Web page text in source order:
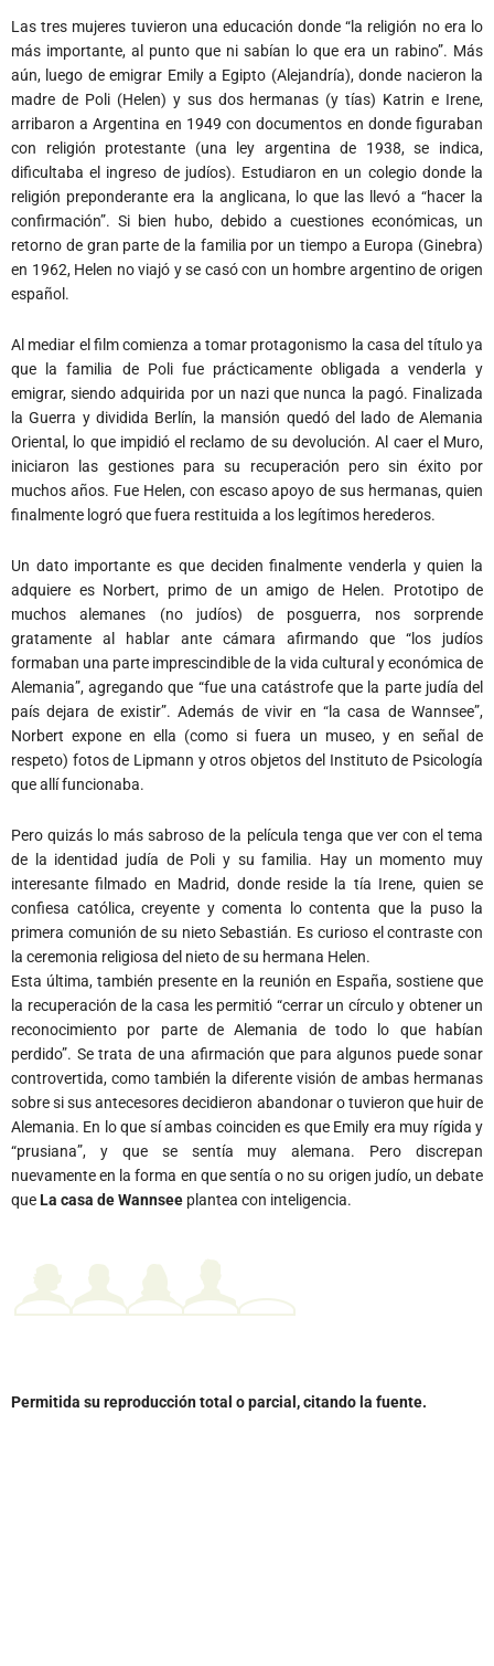
Las tres mujeres tuvieron una educación donde “la religión no era lo
más importante, al punto que ni sabían lo que era un rabino”. Más
aún, luego de emigrar Emily a Egipto (Alejandría), donde nacieron la
madre de Poli (Helen) y sus dos hermanas (y tías) Katrin e Irene,
arribaron a Argentina en 1949 con documentos en donde figuraban
con religión protestante (una ley argentina de 1938, se indica,
dificultaba el ingreso de judíos). Estudiaron en un colegio donde la
religión preponderante era la anglicana, lo que las llevó a “hacer la
confirmación”. Si bien hubo, debido a cuestiones económicas, un
retorno de gran parte de la familia por un tiempo a Europa (Ginebra)
en 1962, Helen no viajó y se casó con un hombre argentino de origen
español.
Al mediar el film comienza a tomar protagonismo la casa del título ya
que la familia de Poli fue prácticamente obligada a venderla y
emigrar, siendo adquirida por un nazi que nunca la pagó. Finalizada
la Guerra y dividida Berlín, la mansión quedó del lado de Alemania
Oriental, lo que impidió el reclamo de su devolución. Al caer el Muro,
iniciaron las gestiones para su recuperación pero sin éxito por
muchos años. Fue Helen, con escaso apoyo de sus hermanas, quien
finalmente logró que fuera restituida a los legítimos herederos.
Un dato importante es que deciden finalmente venderla y quien la
adquiere es Norbert, primo de un amigo de Helen. Prototipo de
muchos alemanes (no judíos) de posguerra, nos sorprende
gratamente al hablar ante cámara afirmando que “los judíos
formaban una parte imprescindible de la vida cultural y económica de
Alemania”, agregando que “fue una catástrofe que la parte judía del
país dejara de existir”. Además de vivir en “la casa de Wannsee”,
Norbert expone en ella (como si fuera un museo, y en señal de
respeto) fotos de Lipmann y otros objetos del Instituto de Psicología
que allí funcionaba.
Pero quizás lo más sabroso de la película tenga que ver con el tema
de la identidad judía de Poli y su familia. Hay un momento muy
interesante filmado en Madrid, donde reside la tía Irene, quien se
confiesa católica, creyente y comenta lo contenta que la puso la
primera comunión de su nieto Sebastián. Es curioso el contraste con
la ceremonia religiosa del nieto de su hermana Helen.
Esta última, también presente en la reunión en España, sostiene que
la recuperación de la casa les permitió “cerrar un círculo y obtener un
reconocimiento por parte de Alemania de todo lo que habían
perdido”. Se trata de una afirmación que para algunos puede sonar
controvertida, como también la diferente visión de ambas hermanas
sobre si sus antecesores decidieron abandonar o tuvieron que huir de
Alemania. En lo que sí ambas coinciden es que Emily era muy rígida y
“prusiana”, y que se sentía muy alemana. Pero discrepan
nuevamente en la forma en que sentía o no su origen judío, un debate
queLa casa de Wannsee plantea con inteligencia.
Permitida su reproducción total o parcial, citando la fuente.